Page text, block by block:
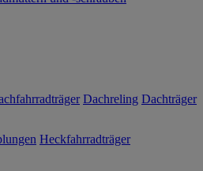
Dachreling Dachträger
Heckfahrradträger